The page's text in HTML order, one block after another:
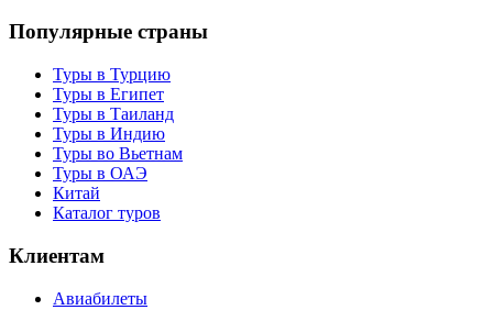
Популярные страны
Туры в Турцию
Туры в Египет
Туры в Таиланд
Туры в Индию
Туры во Вьетнам
Туры в ОАЭ
Китай
Каталог туров
Клиентам
Авиабилеты